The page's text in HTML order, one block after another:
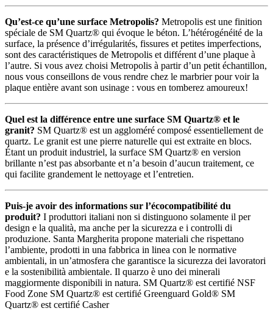
Qu’est-ce qu’une surface Metropolis? Metropolis est une finition
spéciale de SM Quartz® qui évoque le béton. L’hétérogénéité de la
surface, la présence d’irrégularités, fissures et petites imperfections,
sont des caractéristiques de Metropolis et différent d’une plaque à
l’autre. Si vous avez choisi Metropolis à partir d’un petit échantillon,
nous vous conseillons de vous rendre chez le marbrier pour voir la
plaque entière avant son usinage : vous en tomberez amoureux!
Quel est la différence entre une surface SM Quartz® et le
granit? SM Quartz® est un aggloméré composé essentiellement de
quartz. Le granit est une pierre naturelle qui est extraite en blocs.
Étant un produit industriel, la surface SM Quartz® en version
brillante n’est pas absorbante et n’a besoin d’aucun traitement, ce
qui facilite grandement le nettoyage et l’entretien.
Puis-je avoir des informations sur l’écocompatibilité du
produit? I produttori italiani non si distinguono solamente il per
design e la qualità, ma anche per la sicurezza e i controlli di
produzione. Santa Margherita propone materiali che rispettano
l’ambiente, prodotti in una fabbrica in linea con le normative
ambientali, in un’atmosfera che garantisce la sicurezza dei lavoratori
e la sostenibilità ambientale. Il quarzo è uno dei minerali
maggiormente disponibili in natura. SM Quartz® est certifié NSF
Food Zone SM Quartz® est certifié Greenguard Gold® SM
Quartz® est certifié Casher